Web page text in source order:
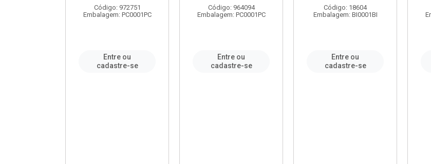
Código: 972751
Embalagem: PC0001PC
Entre ou
cadastre-se
Código: 964094
Embalagem: PC0001PC
Entre ou
cadastre-se
Código: 18604
Embalagem: BI0001BI
Entre ou
cadastre-se